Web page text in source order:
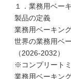
１．業務用ベー
製品の定義
業務用ベーキン
世界の業務用ベ
（2026-2032）
※コンプリート
業務用ベーキン